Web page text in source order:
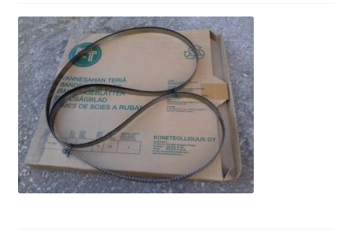
Pood
Rent
Teenused
Transport
siseveeb